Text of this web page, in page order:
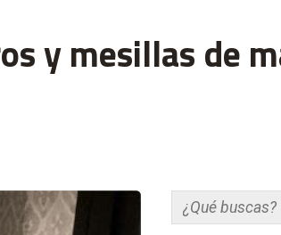
y mesillas de